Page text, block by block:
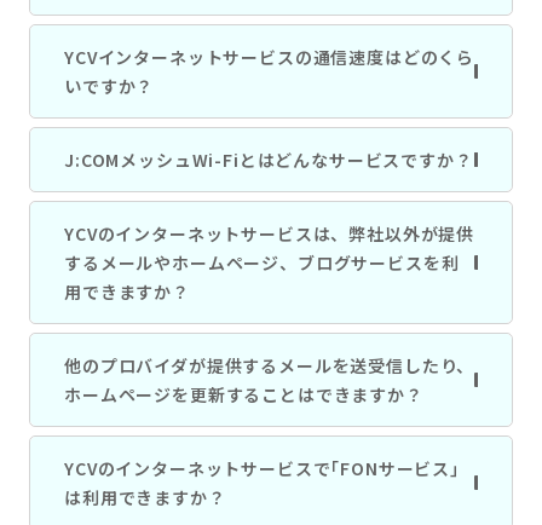
YCVインターネットサービスの通信速度はどのくら
いですか？
J:COMメッシュWi-Fiとはどんなサービスですか？
YCVのインターネットサービスは、弊社以外が提供
するメールやホームページ、ブログサービスを利
用できますか？
他のプロバイダが提供するメールを送受信したり、
ホームページを更新することはできますか？
YCVのインターネットサービスで｢FONサービス｣
は利用できますか？